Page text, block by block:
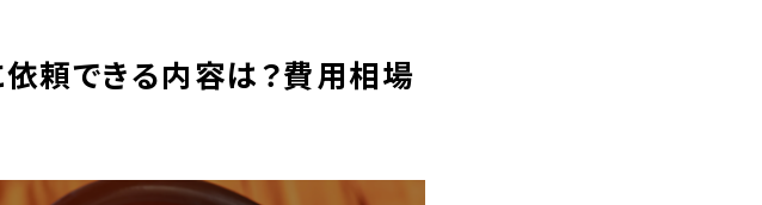
頼できる内容は？費用相場